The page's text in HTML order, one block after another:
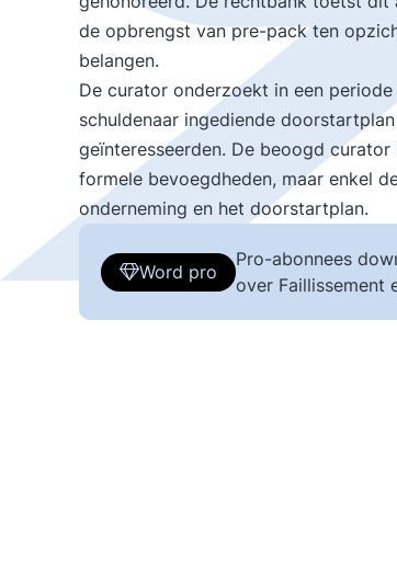
de opbrengst van pre-pack ten
belangen.
De curator onderzoekt in een
schuldenaar ingediende
geïnteresseerden. De beoogd
formele bevoegdheden, maar enkel
onderneming en het doorstartplan.
Word pro
Pro-abonnees
over Faillissement